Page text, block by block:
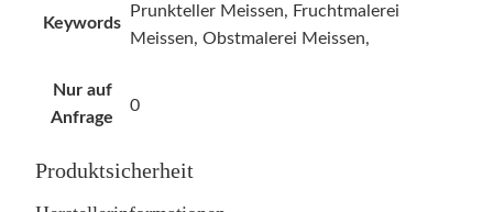
Keywords
Prunkteller Meissen, Fruchtmalerei
Meissen, Obstmalerei Meissen,
Nur auf
Anfrage
0
Produktsicherheit